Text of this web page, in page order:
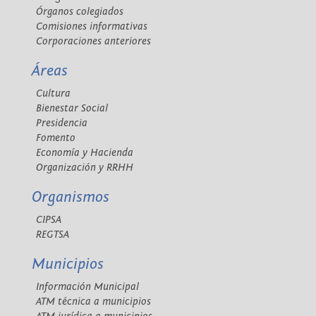
Órganos colegiados
Comisiones informativas
Corporaciones anteriores
Áreas
Cultura
Bienestar Social
Presidencia
Fomento
Economía y Hacienda
Organización y RRHH
Organismos
CIPSA
REGTSA
Municipios
Información Municipal
ATM técnica a municipios